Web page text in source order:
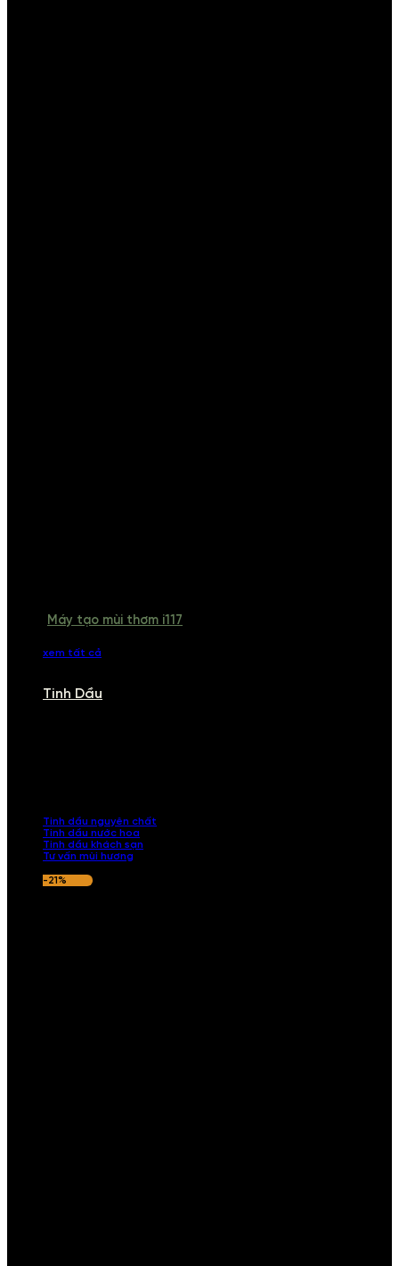
Máy tạo mùi thơm i117
xem tất cả
Tinh Dầu
Tinh dầu nguyên chất
Tinh dầu nước hoa
Tinh dầu khách sạn
Tư vấn mùi hương
-21%